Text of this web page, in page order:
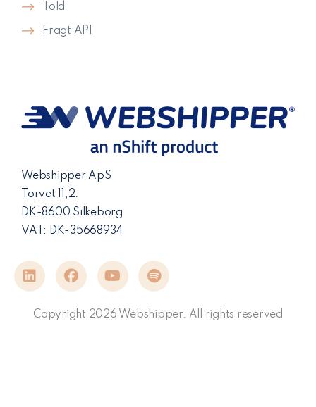
Webshipper ApS
Torvet 11,2.
DK-8600 Silkeborg
VAT: DK-35668934
Told
Fragt API
Copyright 2026 Webshipper. All rights reserved